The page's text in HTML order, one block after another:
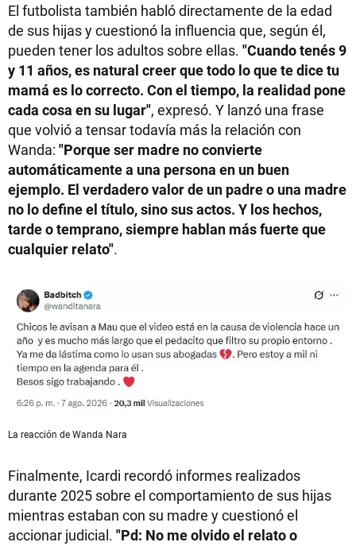
El futbolista también habló directamente de la edad
de sus hijas y cuestionó la influencia que, según él,
pueden tener los adultos sobre ellas. "Cuando tenés 9
y 11 años, es natural creer que todo lo que te dice tu
mamá es lo correcto. Con el tiempo, la realidad pone
cada cosa en su lugar", expresó. Y lanzó una frase
que volvió a tensar todavía más la relación con
Wanda: "Porque ser madre no convierte
automáticamente a una persona en un buen
ejemplo. El verdadero valor de un padre o una madre
no lo define el título, sino sus actos. Y los hechos,
tarde o temprano, siempre hablan más fuerte que
cualquier relato".
La reacción de Wanda Nara
Finalmente, Icardi recordó informes realizados
durante 2025 sobre el comportamiento de sus hijas
mientras estaban con su madre y cuestionó el
accionar judicial. "Pd: No me olvido el relato o